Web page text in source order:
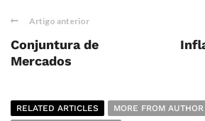
Artigo anterior
Conjuntura de
Mercados
RELATED ARTICLES
MORE FROM AUTHOR